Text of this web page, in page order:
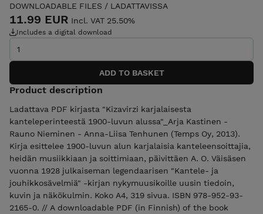
DOWNLOADABLE FILES / LADATTAVISSA
11.99 EUR Incl. VAT 25.50%
Includes a digital download
Product description
Ladattava PDF kirjasta "Kizavirzi karjalaisesta
kanteleperinteestä 1900-luvun alussa"_Arja Kastinen -
Rauno Nieminen - Anna-Liisa Tenhunen (Temps Oy, 2013).
Kirja esittelee 1900-luvun alun karjalaisia kanteleensoittajia,
heidän musiikkiaan ja soittimiaan, päivittäen A. O. Väisäsen
vuonna 1928 julkaiseman legendaarisen "Kantele- ja
jouhikkosävelmiä" -kirjan nykymuusikoille uusin tiedoin,
kuvin ja näkökulmin. Koko A4, 319 sivua. ISBN 978-952-93-
2165-0. // A downloadable PDF (in Finnish) of the book